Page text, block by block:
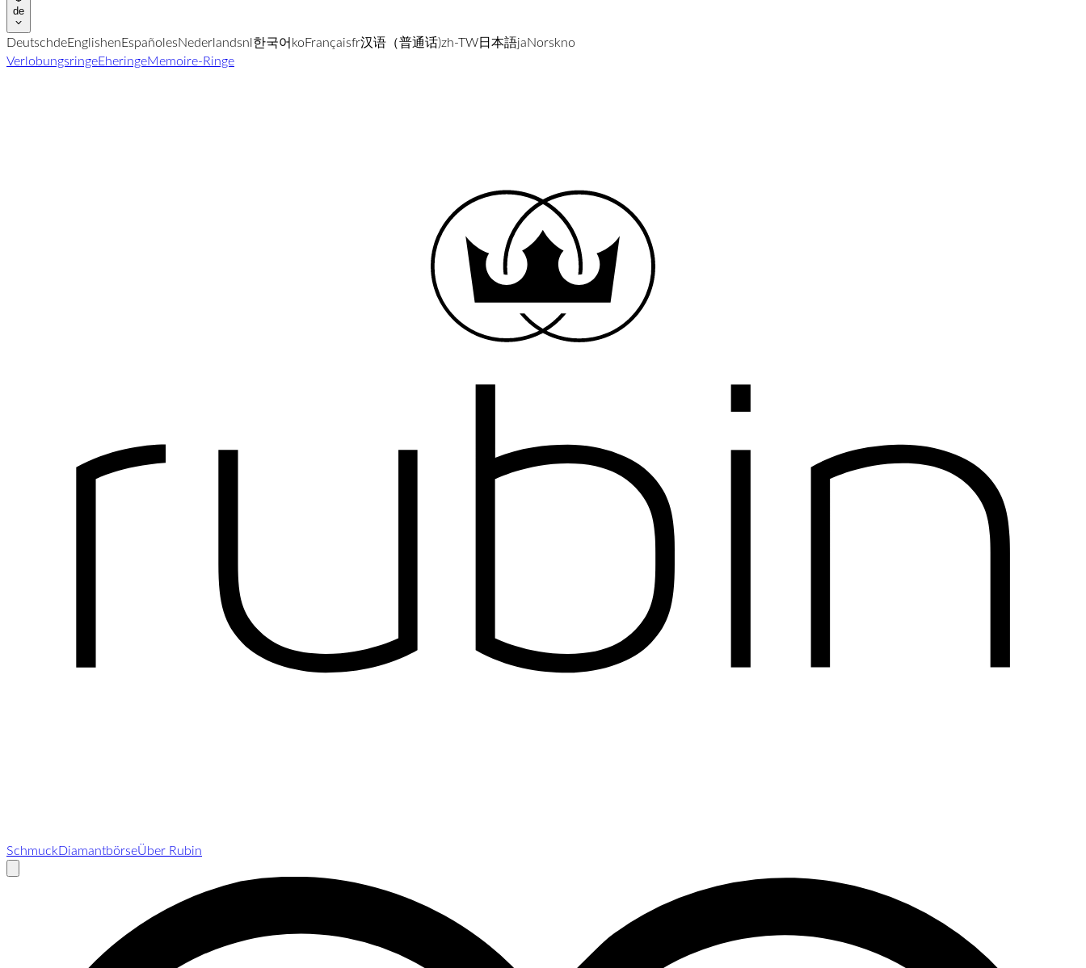
de
DeutschdeEnglishenEspañolesNederlandsnl한국어koFrançaisfr汉语（普通话)zh-TW日本語jaNorskno
VerlobungsringeEheringeMemoire-Ringe
SchmuckDiamantbörseÜber Rubin